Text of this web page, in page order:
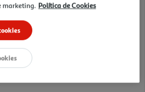
+ 5Ghz, NFC, GPS (L1+L5)
marketing. Política de Cookies